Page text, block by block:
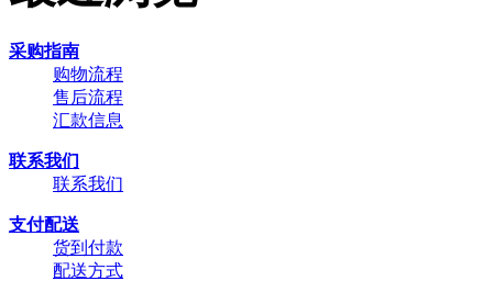
采购指南
购物流程
售后流程
汇款信息
联系我们
联系我们
支付配送
货到付款
配送方式